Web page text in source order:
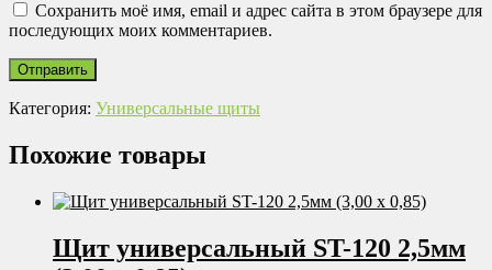
Сохранить моё имя, email и адрес сайта в этом браузере для
последующих моих комментариев.
Категория: Универсальные щиты
Похожие товары
Щит универсальный ST-120 2,5мм